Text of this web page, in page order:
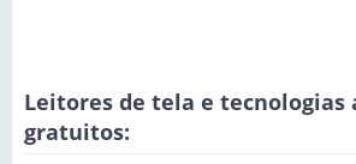
Leitores de tela e tecnologias
gratuitos: